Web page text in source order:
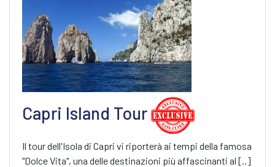
Capri Island Tour
Il tour dell'Isola di Capri vi riporterà ai tempi della famosa
"Dolce Vita", una delle destinazioni più affascinanti al [..]